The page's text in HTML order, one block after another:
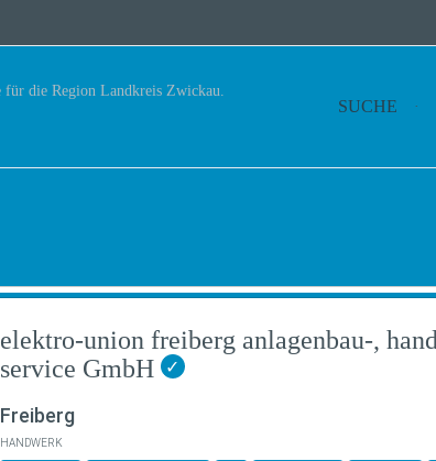
SUCHE
elektro-union freiberg anlagenbau-,
service GmbH
✓
Freiberg
HANDWERK